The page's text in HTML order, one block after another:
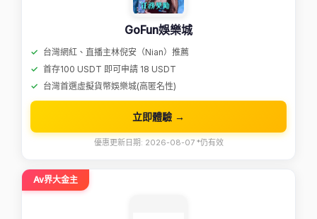
GoFun娛樂城
台灣網紅、直播主林倪安（Nian）推薦
首存100 USDT 即可申請 18 USDT
台灣首選虛擬貨幣娛樂城(高匿名性)
立即體驗 →
優惠更新日期: 2026-08-07 *仍有效
Av界大金主